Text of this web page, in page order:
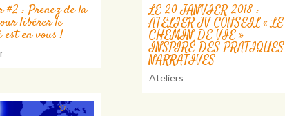
#2 : Prenez de la
libérer le
en vous !
LE 20 JANVIER 2018 :
ATELIER JV CONSEIL « LE
CHEMIN DE VIE »
INSPIRÉ DES PRATIQUES
NARRATIVES
Ateliers